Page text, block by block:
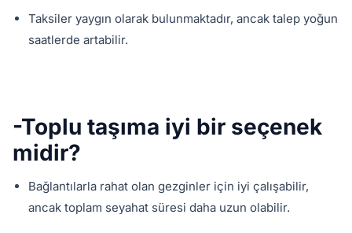
Taksiler yaygın olarak bulunmaktadır, ancak talep yoğun
saatlerde artabilir.
-Toplu taşıma iyi bir seçenek
midir?
Bağlantılarla rahat olan gezginler için iyi çalışabilir,
ancak toplam seyahat süresi daha uzun olabilir.